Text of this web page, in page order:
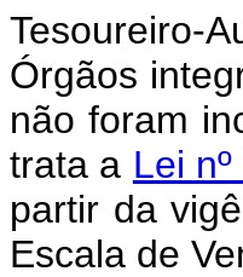
Tesoureiro-
Órgãos
não foram
trata a Lei
partir da
Escala de